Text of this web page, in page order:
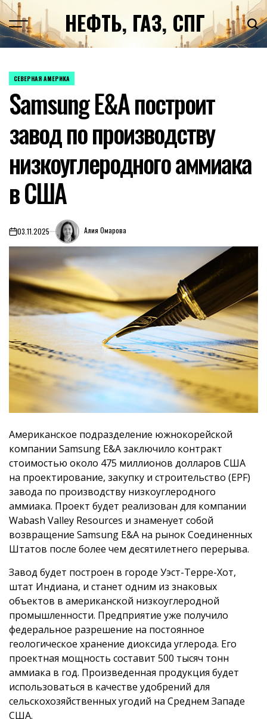
Перейти
к
содержимомуНЕФТЬ, ГАЗ, СПГ
ОПУБЛИКОВАНО
СЕВЕРНАЯ АМЕРИКА
Samsung E&A построит
завод по производству
низкоуглеродного аммиака
в США
on03.11.2025 Алия Омарова
Американское подразделение южнокорейской
компании Samsung E&A заключило контракт
стоимостью около 475 миллионов долларов США
на проектирование, закупку и строительство (EPF)
завода по производству низкоуглеродного
аммиака. Проект будет реализован для компании
Wabash Valley Resources и знаменует собой
возвращение Samsung E&A на рынок Соединенных
Штатов после более чем десятилетнего перерыва.
Завод будет построен в городе Уэст-Терре-Хот,
штат Индиана, и станет одним из знаковых
объектов в американской низкоуглеродной
промышленности. Предприятие уже получило
федеральное разрешение на постоянное
геологическое хранение диоксида углерода. Его
проектная мощность составит 500 тысяч тонн
аммиака в год. Произведенная продукция будет
использоваться в качестве удобрений для
сельскохозяйственных угодий на Среднем Западе
США.